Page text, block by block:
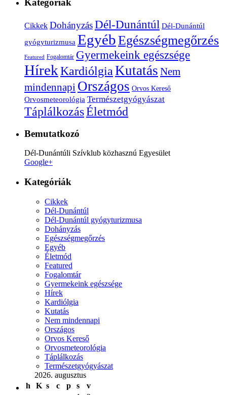
Kategóriák
Cikkek DohányzásDél-Dunántúl Dél-Dunántúl
gyógyturizmusa EgyébEgészségmegőrzés
Featured Fogalomtár Gyermekeink egészsége
HírekKardiólgia Kutatás Nem
mindennapi Országos Orvos Kereső
Orvosmeteorológia Természetgyógyászat
TáplálkozásÉletmód
Bemutatkozó
Dél-Dunántúli Szívklub közhasznú Egyesület
Google+
Kategóriák
Cikkek
Dél-Dunántúl
Dél-Dunántúl gyógyturizmusa
Dohányzás
Egészségmegőrzés
Egyéb
Életmód
Featured
Fogalomtár
Gyermekeink egészsége
Hírek
Kardiólgia
Kutatás
Nem mindennapi
Országos
Orvos Kereső
Orvosmeteorológia
Táplálkozás
Természetgyógyászat
2026. augusztus
h
K s c p s
v